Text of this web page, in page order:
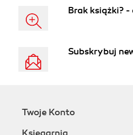
Brak książki? -
Subskrybuj
Twoje Konto